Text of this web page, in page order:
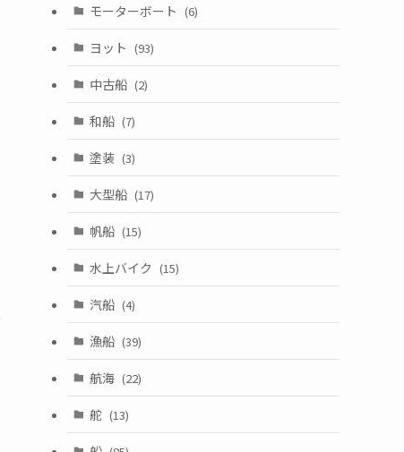
モーターボート (6)
ヨット (93)
中古船 (2)
和船 (7)
塗装 (3)
大型船 (17)
帆船 (15)
水上バイク (15)
汽船 (4)
漁船 (39)
航海 (22)
舵 (13)